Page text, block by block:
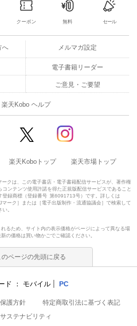
クーポン 無料 セール
へ メルマガ設定
電子書籍リーダー
ご意見・ご要望
楽天Kobo ヘルプ
楽天Koboトップ 楽天市場トップ
ークは、この電子書店・電子書籍配信サービスが、著作権
コンテンツ使用許諾を得た正規版配信サービスであること
登録商標（登録番号 第6091713号）です。詳しくは
マーク］または［電子出版制作・流通協議会］で検索して
い。
るため、サイト内の表示価格がページによって異なる場
の価格は買い物かごでご確認ください。
のページの先頭に戻る
ド モバイル PC
護方針
特定商取引法に基づく表記
サステナビリティ